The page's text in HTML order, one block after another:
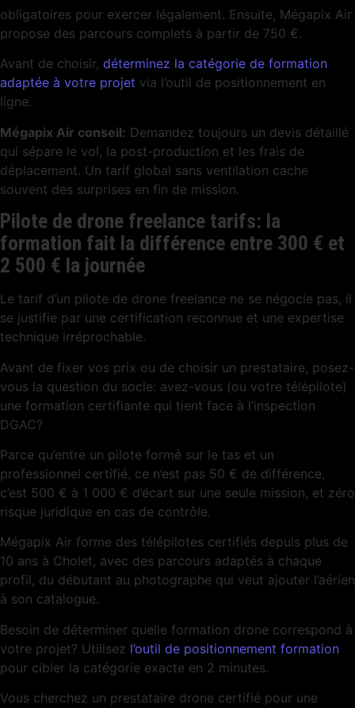
obligatoires pour exercer légalement. Ensuite, Mégapix Air
propose des parcours complets à partir de 750 €.
Avant de choisir, déterminez la catégorie de formation
adaptée à votre projet via l’outil de positionnement en
ligne.
Mégapix Air conseil: Demandez toujours un devis détaillé
qui sépare le vol, la post-production et les frais de
déplacement. Un tarif global sans ventilation cache
souvent des surprises en fin de mission.
Pilote de drone freelance tarifs: la
formation fait la différence entre 300 € et
2 500 € la journée
Le tarif d’un pilote de drone freelance ne se négocie pas, il
se justifie par une certification reconnue et une expertise
technique irréprochable.
Avant de fixer vos prix ou de choisir un prestataire, posez-
vous la question du socle: avez-vous (ou votre télépilote)
une formation certifiante qui tient face à l’inspection
DGAC?
Parce qu’entre un pilote formé sur le tas et un
professionnel certifié, ce n’est pas 50 € de différence,
c’est 500 € à 1 000 € d’écart sur une seule mission, et zéro
risque juridique en cas de contrôle.
Mégapix Air forme des télépilotes certifiés depuis plus de
10 ans à Cholet, avec des parcours adaptés à chaque
profil, du débutant au photographe qui veut ajouter l’aérien
à son catalogue.
Besoin de déterminer quelle formation drone correspond à
votre projet? Utilisez l’outil de positionnement formation
pour cibler la catégorie exacte en 2 minutes.
Vous cherchez un prestataire drone certifié pour une